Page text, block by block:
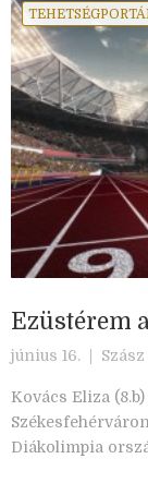
Ezüstérem
június 16. |
Kovács Eliza
Diákolimpia